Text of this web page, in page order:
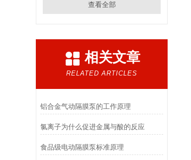
查看全部
相关文章
RELATED ARTICLES
铝合金气动隔膜泵的工作原理
氯离子为什么促进金属与酸的反应
食品级电动隔膜泵标准原理